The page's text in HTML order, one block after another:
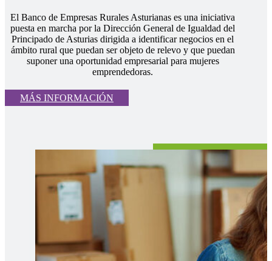
El Banco de Empresas Rurales Asturianas es una iniciativa
puesta en marcha por la Dirección General de Igualdad del
Principado de Asturias dirigida a identificar negocios en el
ámbito rural que puedan ser objeto de relevo y que puedan
suponer una oportunidad empresarial para mujeres
emprendedoras.
MÁS INFORMACIÓN